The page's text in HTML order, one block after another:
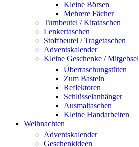
Kleine Börsen
Mehrere Fächer
Turnbeutel / Kitataschen
Lenkertaschen
Stoffbeutel / Tragetaschen
Adventskalender
Kleine Geschenke / Mitgebsel
Überraschungstüten
Zum Basteln
Reflektoren
Schlüsselanhänger
Ausmaltaschen
Kleine Handarbeiten
Weihnachten
Adventskalender
Geschenkideen